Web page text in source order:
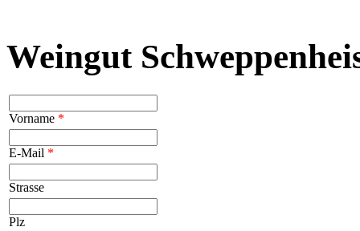
Weingut
Vorname *
E-Mail *
Strasse
Plz